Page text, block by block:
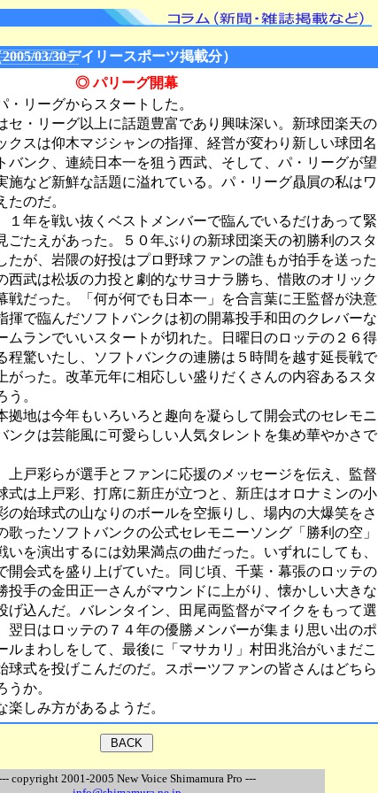
03/30デイリースポーツ掲載分）
◎ パリーグ開幕
リーグからスタートした。
・リーグ以上に話題豊富であり興味深い。新球団楽天の
クスは仰木マジシャンの指揮、経営が変わり新しい球団名
バンク、連続日本一を狙う西武、そして、パ・リーグが望
施など新鮮な話題に溢れている。パ・リーグ贔屓の私はワ
たのだ。
年を戦い抜くベストメンバーで臨んでいるだけあって緊
ごたえがあった。５０年ぶりの新球団楽天の初勝利のスタ
たが、岩隈の好投はプロ野球ファンの誰もが拍手を送った
西武は松坂の力投と劇的なサヨナラ勝ち、惜敗のオリック
戦だった。「何が何でも日本一」を合言葉に王監督が決意
揮で臨んだソフトバンクは初の開幕投手和田のクレバーな
ムランでいいスタートが切れた。日曜日のロッテの２６得
程驚いたし、ソフトバンクの連勝は５時間を越す延長戦で
がった。改革元年に相応しい盛りだくさんの内容あるスタ
。
地は今年もいろいろと趣向を凝らして開会式のセレモニ
ンクは芸能風に可愛らしい人気タレントを集め華やかさで
戸彩らが選手とファンに応援のメッセージを伝え、監督
式は上戸彩、打席に新庄が立つと、新庄はオロナミンの小
の始球式の山なりのボールを空振りし、場内の大爆笑をさ
歌ったソフトバンクの公式セレモニーソング「勝利の空」
いを演出するには効果満点の曲だった。いずれにしても、
開会式を盛り上げていた。同じ頃、千葉・幕張のロッテの
投手の金田正一さんがマウンドに上がり、懐かしい大きな
げ込んだ。バレンタイン、田尾両監督がマイクをもって選
翌日はロッテの７４年の優勝メンバーが集まり思い出のポ
ルまわしをして、最後に「マサカリ」村田兆治がいまだこ
球式を投げこんだのだ。スポーツファンの皆さんはどちら
か。
しみ方があるようだ。
copyright 2001-2005 New Voice Shimamura Pro ---